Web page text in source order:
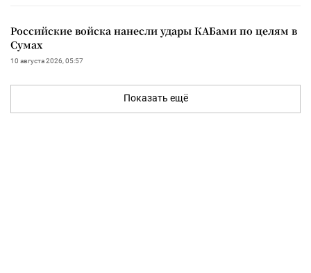
Российские войска нанесли удары КАБами по целям в
Сумах
10 августа 2026, 05:57
Показать ещё